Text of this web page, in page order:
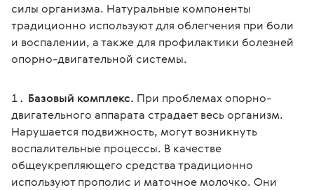
силы организма. Натуральные компоненты
традиционно используют для облегчения при боли
и воспалении, а также для профилактики болезней
опорно-двигательной системы.
Базовый комплекс. При проблемах опорно-
двигательного аппарата страдает весь организм.
Нарушается подвижность, могут возникнуть
воспалительные процессы. В качестве
общеукрепляющего средства традиционно
используют прополис и маточное молочко. Они